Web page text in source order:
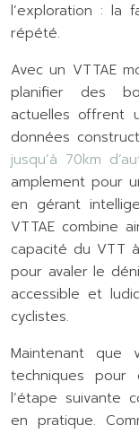
l’exploration : la
répété.
Avec un VTTAE
planifier des
actuelles offrent
données
jusqu’à 70km
amplement pour
en gérant
VTTAE combine
capacité du VTT
pour avaler le
accessible et
cyclistes.
Maintenant que
techniques pour
l’étape suivante
en pratique.